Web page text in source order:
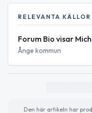
RELEVANTA KÄLLOR
Forum Bio visar
Ånge kommun
Den här artikeln har